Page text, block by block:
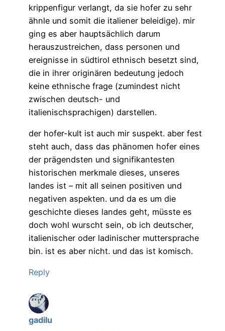
krippenfigur verlangt, da sie hofer zu sehr
ähnle und somit die italiener beleidige). mir
ging es aber hauptsächlich darum
herauszustreichen, dass personen und
ereignisse in südtirol ethnisch besetzt sind,
die in ihrer originären bedeutung jedoch
keine ethnische frage (zumindest nicht
zwischen deutsch- und
italienischsprachigen) darstellen.
der hofer-kult ist auch mir suspekt. aber fest
steht auch, dass das phänomen hofer eines
der prägendsten und signifikantesten
historischen merkmale dieses, unseres
landes ist – mit all seinen positiven und
negativen aspekten. und da es um die
geschichte dieses landes geht, müsste es
doch wohl wurscht sein, ob ich deutscher,
italienischer oder ladinischer muttersprache
bin. ist es aber nicht. und das ist komisch.
Reply
gadilu